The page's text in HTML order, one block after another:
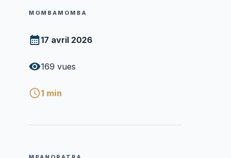
MOMBAMOMBA
17 avril 2026
169 vues
1 min